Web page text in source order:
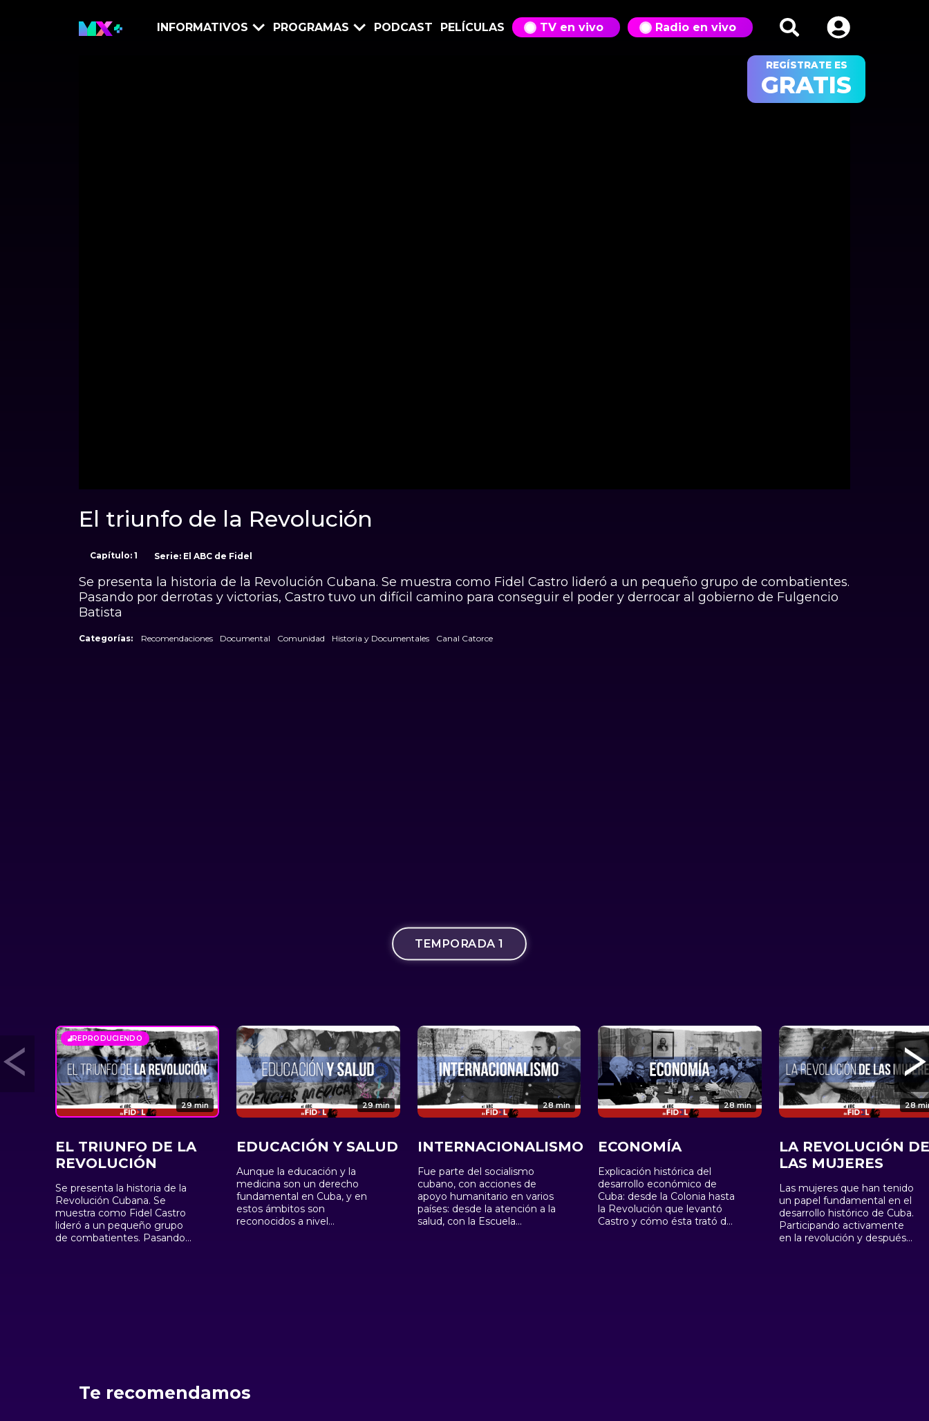
INFORMATIVOS PROGRAMAS PODCAST PELÍCULAS TV en vivo Radio en vivo
REGÍSTRATE ES
GRATIS
El triunfo de la Revolución
Capítulo: 1 Serie: El ABC de Fidel
Se presenta la historia de la Revolución Cubana. Se muestra como Fidel Castro lideró a un pequeño grupo de combatientes.
Pasando por derrotas y victorias, Castro tuvo un difícil camino para conseguir el poder y derrocar al gobierno de Fulgencio
Batista
Categorías: Recomendaciones Documental Comunidad Historia y Documentales Canal Catorce
TEMPORADA 1
REPRODUCIENDO
29 min
EL TRIUNFO DE LA
REVOLUCIÓN
Se presenta la historia de la
Revolución Cubana. Se
muestra como Fidel Castro
lideró a un pequeño grupo
de combatientes. Pasando
29 min
EDUCACIÓN Y SALUD
Aunque la educación y la
medicina son un derecho
fundamental en Cuba, y en
estos ámbitos son
reconocidos a nivel
28 min
INTERNACIONALISMO
Fue parte del socialismo
cubano, con acciones de
apoyo humanitario en varios
países: desde la atención a la
salud, con la Escuela
28 min
ECONOMÍA
Explicación histórica del
desarrollo económico de
Cuba: desde la Colonia hasta
la Revolución que levantó
Castro y cómo ésta trató de
28
LA REVOLUCIÓN
LAS MUJERES
Las mujeres que han tenido
un papel fundamental en el
desarrollo histórico de Cuba.
Participando activamente
en la revolución y después
Te recomendamos